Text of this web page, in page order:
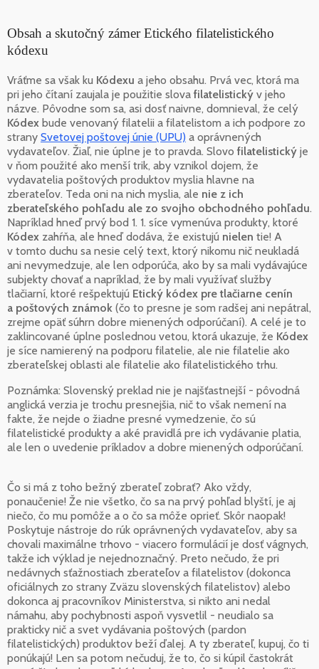
Obsah a skutočný zámer Etického filatelistického
kódexu
Vráťme sa však ku Kódexu a jeho obsahu. Prvá vec, ktorá ma
pri jeho čítaní zaujala je použitie slova filatelistický v jeho
názve. Pôvodne som sa, asi dosť naivne, domnieval, že celý
Kódex bude venovaný filatelii a filatelistom a ich podpore zo
strany Svetovej poštovej únie (UPU) a oprávnených
vydavateľov. Žiaľ, nie úplne je to pravda. Slovo filatelistický je
v ňom použité ako menší trik, aby vznikol dojem, že
vydavatelia poštových produktov myslia hlavne na
zberateľov. Teda oni na nich myslia, ale nie z ich
zberateľského pohľadu ale zo svojho obchodného pohľadu.
Napríklad hneď prvý bod 1. 1. síce vymenúva produkty, ktoré
Kódex zahŕňa, ale hneď dodáva, že existujú nielen tie! A
v tomto duchu sa nesie celý text, ktorý nikomu nič neukladá
ani nevymedzuje, ale len odporúča, ako by sa mali vydávajúce
subjekty chovať a napríklad, že by mali využívať služby
tlačiarní, ktoré rešpektujú Etický kódex pre tlačiarne cenín
a poštových známok (čo to presne je som radšej ani nepátral,
zrejme opäť súhrn dobre mienených odporúčaní). A celé je to
zaklincované úplne poslednou vetou, ktorá ukazuje, že Kódex
je síce namierený na podporu filatelie, ale nie filatelie ako
zberateľskej oblasti ale filatelie ako filatelistického trhu.
Poznámka: Slovenský preklad nie je najšťastnejší - pôvodná
anglická verzia je trochu presnejšia, nič to však nemení na
fakte, že nejde o žiadne presné vymedzenie, čo sú
filatelistické produkty a aké pravidlá pre ich vydávanie platia,
ale len o uvedenie príkladov a dobre mienených odporúčaní.
Čo si má z toho bežný zberateľ zobrať? Ako vždy,
ponaučenie! Že nie všetko, čo sa na prvý pohľad blyští, je aj
niečo, čo mu pomôže a o čo sa môže oprieť. Skôr naopak!
Poskytuje nástroje do rúk oprávnených vydavateľov, aby sa
chovali maximálne trhovo - viacero formulácií je dosť vágnych,
takže ich výklad je nejednoznačný. Preto nečudo, že pri
nedávnych sťažnostiach zberateľov a filatelistov (dokonca
oficiálnych zo strany Zväzu slovenských filatelistov) alebo
dokonca aj pracovníkov Ministerstva, si nikto ani nedal
námahu, aby pochybnosti aspoň vysvetlil - neudialo sa
prakticky nič a svet vydávania poštových (pardon
filatelistických) produktov beží ďalej. A ty zberateľ, kupuj, čo ti
ponúkajú! Len sa potom nečuduj, že to, čo si kúpil častokrát